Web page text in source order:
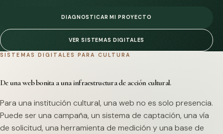
DIAGNOSTICAR MI PROYECTO
VER SISTEMAS DIGITALES
SISTEMAS DIGITALES PARA CULTURA
De una web bonita a una infraestructura de acción cultural.
Para una institución cultural, una web no es solo presencia.
Puede ser una campaña, un sistema de captación, una vía
de solicitud, una herramienta de medición y una base de